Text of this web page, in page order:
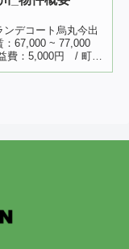
ンデコート烏丸今出
：67,000 ~ 77,000
：5,000円 / 町内
/駐輪代：200円/ 水